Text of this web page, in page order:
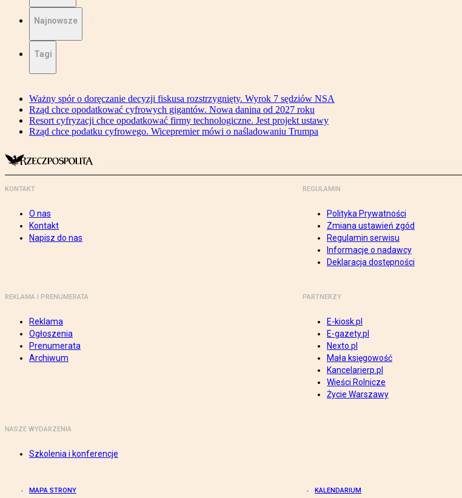
Najnowsze
Tagi
Ważny spór o doręczanie decyzji fiskusa rozstrzygnięty. Wyrok 7 sędziów NSA
Rząd chce opodatkować cyfrowych gigantów. Nowa danina od 2027 roku
Resort cyfryzacji chce opodatkować firmy technologiczne. Jest projekt ustawy
Rząd chce podatku cyfrowego. Wicepremier mówi o naśladowaniu Trumpa
KONTAKT
O nas
Kontakt
Napisz do nas
REGULAMIN
Polityka Prywatności
Zmiana ustawień zgód
Regulamin serwisu
Informacje o nadawcy
Deklaracja dostępności
REKLAMA I PRENUMERATA
Reklama
Ogłoszenia
Prenumerata
Archiwum
PARTNERZY
E-kiosk.pl
E-gazety.pl
Nexto.pl
Mała księgowość
Kancelarierp.pl
Wieści Rolnicze
Życie Warszawy
NASZE WYDARZENIA
Szkolenia i konferencje
MAPA STRONY KALENDARIUM